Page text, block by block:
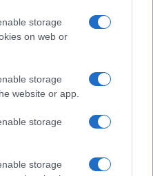
storage
on web or
storage
website or app.
storage
storage
di essere accusati
121